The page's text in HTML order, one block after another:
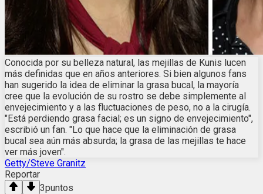
Conocida por su belleza natural, las mejillas de Kunis lucen
más definidas que en años anteriores. Si bien algunos fans
han sugerido la idea de eliminar la grasa bucal, la mayoría
cree que la evolución de su rostro se debe simplemente al
envejecimiento y a las fluctuaciones de peso, no a la cirugía.
"Está perdiendo grasa facial; es un signo de envejecimiento",
escribió un fan. "Lo que hace que la eliminación de grasa
bucal sea aún más absurda; la grasa de las mejillas te hace
ver más joven".
Getty/Steve Granitz
Reportar
3puntos